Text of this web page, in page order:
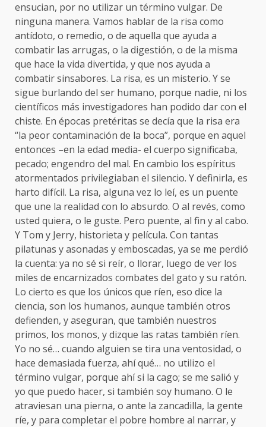
ensucian, por no utilizar un término vulgar. De
ninguna manera. Vamos hablar de la risa como
antídoto, o remedio, o de aquella que ayuda a
combatir las arrugas, o la digestión, o de la misma
que hace la vida divertida, y que nos ayuda a
combatir sinsabores. La risa, es un misterio. Y se
sigue burlando del ser humano, porque nadie, ni los
científicos más investigadores han podido dar con el
chiste. En épocas pretéritas se decía que la risa era
“la peor contaminación de la boca”, porque en aquel
entonces –en la edad media- el cuerpo significaba,
pecado; engendro del mal. En cambio los espíritus
atormentados privilegiaban el silencio. Y definirla, es
harto difícil. La risa, alguna vez lo leí, es un puente
que une la realidad con lo absurdo. O al revés, como
usted quiera, o le guste. Pero puente, al fin y al cabo.
Y Tom y Jerry, historieta y película. Con tantas
pilatunas y asonadas y emboscadas, ya se me perdió
la cuenta: ya no sé si reír, o llorar, luego de ver los
miles de encarnizados combates del gato y su ratón.
Lo cierto es que los únicos que ríen, eso dice la
ciencia, son los humanos, aunque también otros
defienden, y aseguran, que también nuestros
primos, los monos, y dizque las ratas también ríen.
Yo no sé… cuando alguien se tira una ventosidad, o
hace demasiada fuerza, ahí qué… no utilizo el
término vulgar, porque ahí si la cago; se me salió y
yo que puedo hacer, si también soy humano. O le
atraviesan una pierna, o ante la zancadilla, la gente
ríe, y para completar el pobre hombre al narrar, y